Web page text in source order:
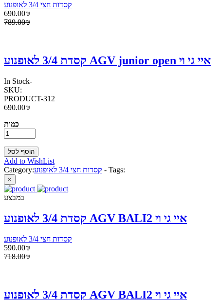
קסדות חצי 3/4 לאופנוע
690.00₪
789.00₪
קסדת 3/4 לאופנוע AGV junior open איי גי וי
In Stock-
SKU:
PRODUCT-312
690.00₪
כמות
Add to WishList
Category:
קסדות חצי 3/4 לאופנוע - Tags:
×
במבצע
קסדת 3/4 לאופנוע AGV BALI2 איי גי וי
קסדות חצי 3/4 לאופנוע
590.00₪
718.00₪
קסדת 3/4 לאופנוע AGV BALI2 איי גי וי